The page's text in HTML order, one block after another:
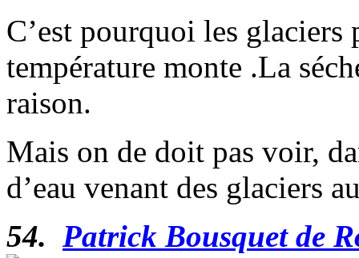
C’est pourquoi les glaciers
température monte .La
raison.
Mais on de doit pas voir,
d’eau venant des glaciers
54. Patrick Bousquet de